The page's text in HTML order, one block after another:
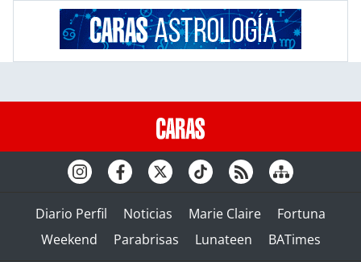
Diario Perfil Noticias Marie Claire
Fortuna
Weekend
Parabrisas Lunateen BATimes